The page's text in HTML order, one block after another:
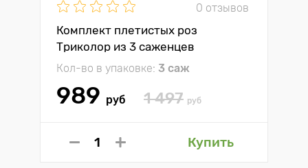
0 отзывов
Комплект плетистых роз
Триколор из 3 саженцев
Кол-во в упаковке: 3 саж
989 руб 1 497 руб
Купить